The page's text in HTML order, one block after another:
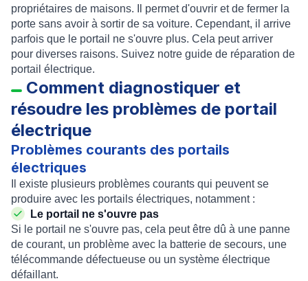
propriétaires de maisons. Il permet d'ouvrir et de fermer la
porte sans avoir à sortir de sa voiture. Cependant, il arrive
parfois que le portail ne s'ouvre plus. Cela peut arriver
pour diverses raisons. Suivez notre guide de réparation de
portail électrique.
Comment diagnostiquer et
résoudre les problèmes de portail
électrique
Problèmes courants des portails
électriques
Il existe plusieurs problèmes courants qui peuvent se
produire avec les portails électriques, notamment :
Le portail ne s'ouvre pas
Si le portail ne s'ouvre pas, cela peut être dû à une panne
de courant, un problème avec la batterie de secours, une
télécommande défectueuse ou un système électrique
défaillant.